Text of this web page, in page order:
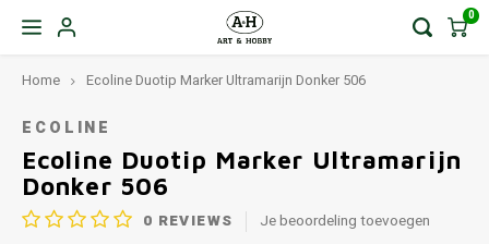
0
Home Ecoline Duotip Marker Ultramarijn Donker 506
ECOLINE
Ecoline Duotip Marker Ultramarijn
Donker 506
0 REVIEWS Je beoordeling toevoegen